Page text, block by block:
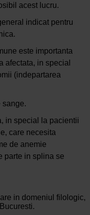
acest lucru.
indicat pentru
este importanta
afectata, in special
(indepartarea
sange.
in special la pacientii
care necesita
de anemie
parte in splina se
in domeniul filologic,